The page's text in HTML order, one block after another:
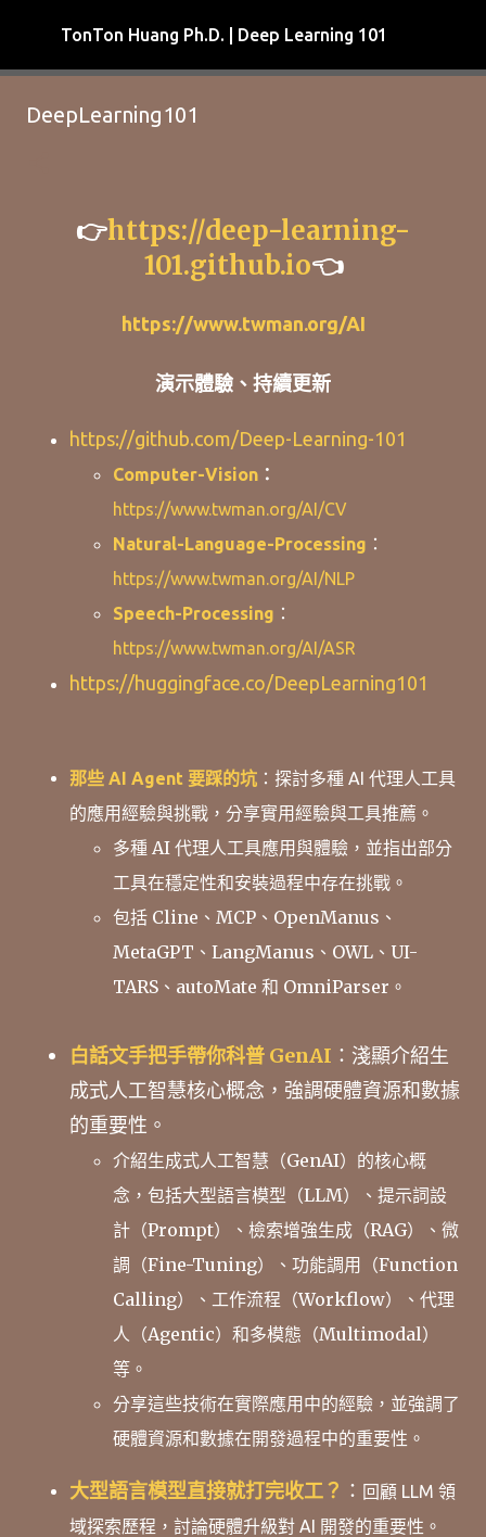
跳到主要內容
TonTon Huang Ph.D. | Deep Learning 101
DeepLearning101
👉https://deep-learning-
101.github.io👈
https://www.twman.org/AI
演示體驗、持續更新
https://github.com/Deep-Learning-101
Computer-Vision ：
https://www.twman.org/AI/CV
Natural-Language-Processing ：
https://www.twman.org/AI/NLP
Speech-Processing ：
https://www.twman.org/AI/ASR
https://huggingface.co/DeepLearning101
那些 AI Agent 要踩的坑 ：探討多種 AI 代理人工具
的應用經驗與挑戰，分享實用經驗與工具推薦。
多種 AI 代理人工具應用與體驗，並指出部分
工具在穩定性和安裝過程中存在挑戰。
包括 Cline、MCP、OpenManus、
MetaGPT、LangManus、OWL、UI-
TARS、autoMate 和 OmniParser。
白話文手把手帶你科普 GenAI ：淺顯介紹生
成式人工智慧核心概念，強調硬體資源和數據
的重要性。
介紹生成式人工智慧（GenAI）的核心概
念，包括大型語言模型（LLM）、提示詞設
計（Prompt）、檢索增強生成（RAG）、微
調（Fine-Tuning）、功能調用（Function
Calling）、工作流程（Workflow）、代理
人（Agentic）和多模態（Multimodal）
等。
分享這些技術在實際應用中的經驗，並強調了
硬體資源和數據在開發過程中的重要性。
大型語言模型直接就打完收工？ ： 回顧 LLM 領
域探索歷程，討論硬體升級對 AI 開發的重要性。